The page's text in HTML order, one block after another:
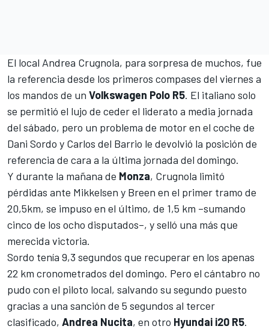
El local Andrea Crugnola, para sorpresa de muchos, fue
la referencia desde los primeros compases del viernes a
los mandos de un Volkswagen Polo R5. El italiano solo
se permitió el lujo de ceder el liderato a media jornada
del sábado, pero un problema de motor en el coche de
Dani Sordo y Carlos del Barrio le devolvió la posición de
referencia de cara a la última jornada del domingo.
Y durante la mañana de Monza, Crugnola limitó
pérdidas ante Mikkelsen y Breen en el primer tramo de
20,5km, se impuso en el último, de 1,5 km –sumando
cinco de los ocho disputados–, y selló una más que
merecida victoria.
Sordo tenía 9,3 segundos que recuperar en los apenas
22 km cronometrados del domingo. Pero el cántabro no
pudo con el piloto local, salvando su segundo puesto
gracias a una sanción de 5 segundos al tercer
clasificado, Andrea Nucita, en otro Hyundai i20 R5.